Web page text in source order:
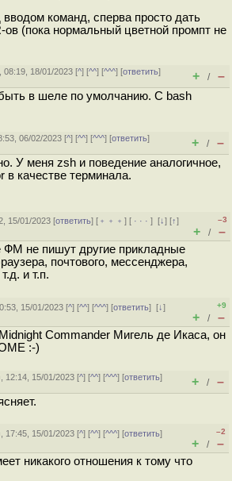
вводом команд, сперва просто дать
ов (пока нормальный цветной промпт не
08:19, 18/01/2023 [^] [^^] [^^^] [ответить]
+ / –
в шеле по умолчанию. С bash
06/02/2023 [^] [^^] [^^^] [ответить]
+ / –
У меня zsh и поведение аналогичное,
в качестве терминала.
15/01/2023 [ответить] [ ﹢﹢﹢] [ · · ·][↓] [↑]
–3
+ / –
не пишут другие прикладные
почтового, мессенджера,
и т.п.
15/01/2023 [^] [^^] [^^^] [ответить][↓]
+9
+ / –
Commander Мигель де Икаса, он
:-)
12:14, 15/01/2023 [^] [^^] [^^^] [ответить]
+ / –
17:45, 15/01/2023 [^] [^^] [^^^] [ответить]
–2
+ / –
никакого отношения к тому что